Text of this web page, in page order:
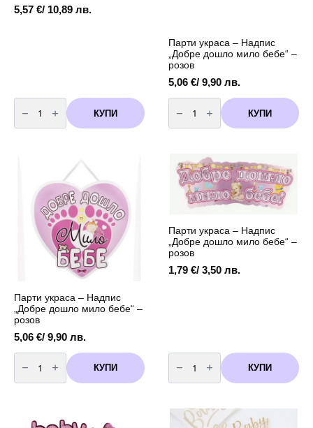
5,57 €/ 10,89 лв.
количество
за
Парти
украса
розов
вариант
КУПИ
Парти украса – Надпис
„Добре дошло мило бебе“ –
розов
5,06 €/ 9,90 лв.
количество
за
Парти
украса
дошло
мило
бебе"
розов
КУПИ
Парти украса – Надпис
„Добре дошло мило бебе“ –
розов
5,06 €/ 9,90 лв.
количество
за
Парти
украса
дошло
КУПИ
Парти украса – Надпис
„Добре дошло мило бебе“ –
розов
1,79 €/ 3,50 лв.
количество
за
Парти
украса
"Добре
дошло
КУПИ